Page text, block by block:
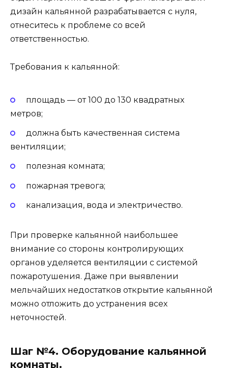
дизайн кальянной разрабатывается с нуля,
отнеситесь к проблеме со всей
ответственностью.
Требования к кальянной:
площадь — от 100 до 130 квадратных
метров;
должна быть качественная система
вентиляции;
полезная комната;
пожарная тревога;
канализация, вода и электричество.
При проверке кальянной наибольшее
внимание со стороны контролирующих
органов уделяется вентиляции с системой
пожаротушения. Даже при выявлении
мельчайших недостатков открытие кальянной
можно отложить до устранения всех
неточностей.
Шаг №4. Оборудование кальянной
комнаты.